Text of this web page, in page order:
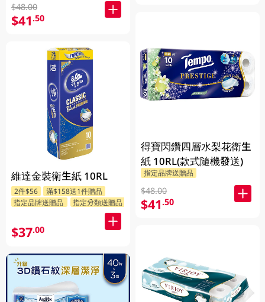
$48.00
$41.50
維達金裝衛生紙 10RL
2件$56
滿$158送1件贈品
指定品牌送贈品
指定分類送贈品
$37.00
得寶閃鑽四層水梨花衛生
紙 10RL(款式隨機發送)
指定品牌送贈品
$48.00
$41.50